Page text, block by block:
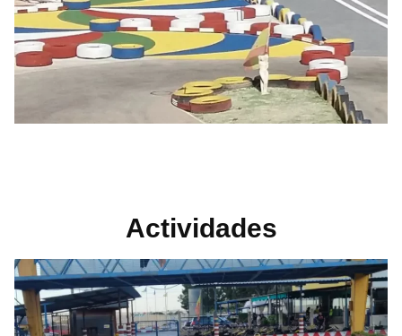
Actividades